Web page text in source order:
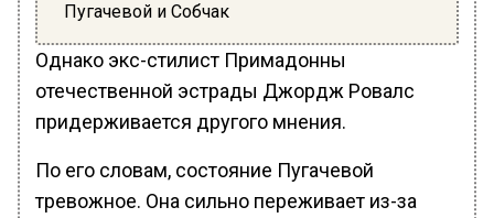
Пугачевой и Собчак
Однако экс-стилист Примадонны
отечественной эстрады Джордж Ровалс
придерживается другого мнения.
По его словам, состояние Пугачевой
тревожное. Она сильно переживает из-за